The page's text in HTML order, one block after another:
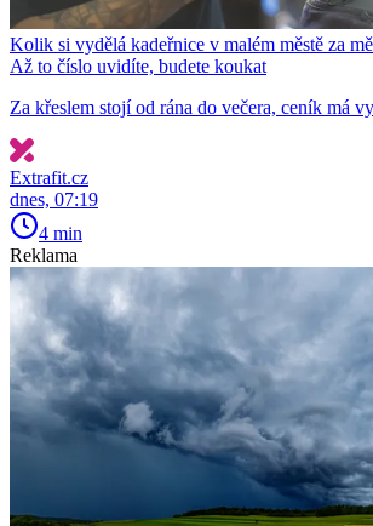
Kolik si vydělá kadeřnice v malém městě za
Až to číslo uvidíte, budete koukat
Za křeslem stojí od rána do večera, ceník má
Extrafit.cz
dnes, 07:19
4 min
Reklama